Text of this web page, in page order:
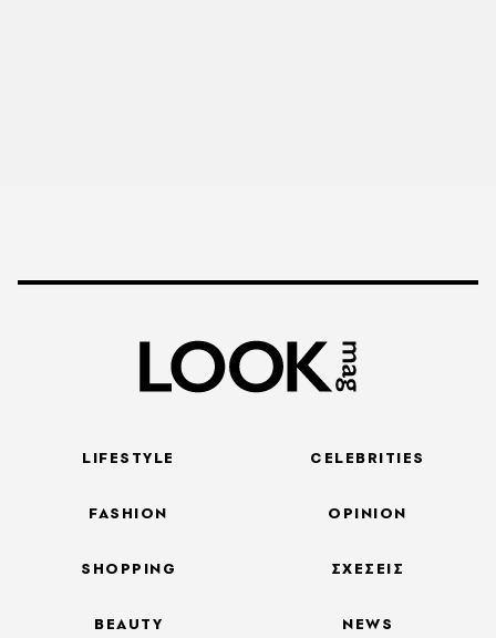
LIFESTYLE
FASHION
SHOPPING
BEAUTY
CELEBRITIES
OPINION
ΣΧΕΣΕΙΣ
NEWS